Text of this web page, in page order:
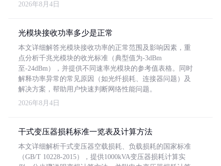
2026年8月4日
光模块接收功率多少是正常
本文详细解答光模块接收功率的正常范围及影响因素，重
点分析千兆光模块的收光标准（典型值为-3dBm
至-24dBm），并提供不同速率光模块的参考值表格。同时
解释功率异常的常见原因（如光纤损耗、连接器问题）及
解决方案，帮助用户快速判断网络性能问题。
2026年8月4日
干式变压器损耗标准一览表及计算方法
本文详细解析干式变压器空载损耗、负载损耗的国家标准
（GB/T 10228-2015），提供1000kVA变压器损耗计算实